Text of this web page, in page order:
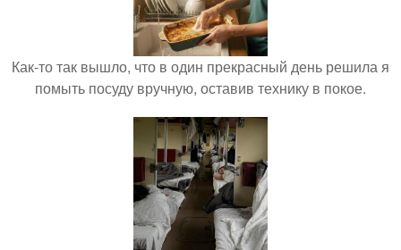
Как-то так вышло, что в один прекрасный день решила я
помыть посуду вручную, оставив технику в покое.